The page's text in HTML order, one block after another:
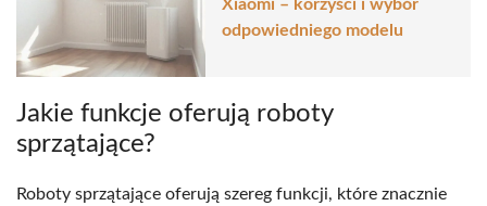
Xiaomi – korzyści i wybór
odpowiedniego modelu
Jakie funkcje oferują roboty
sprzątające?
Roboty sprzątające oferują szereg funkcji, które znacznie